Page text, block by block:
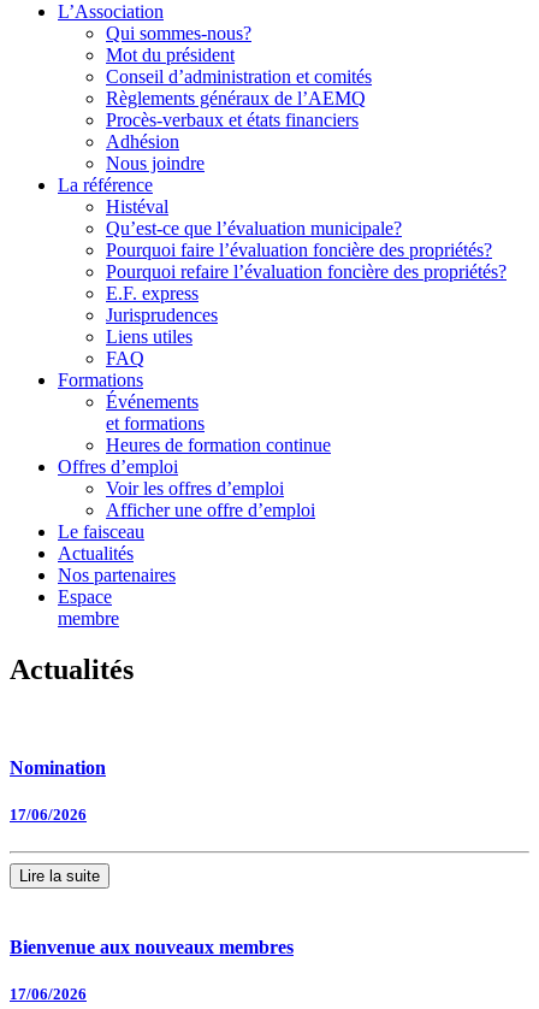
L’Association
Qui sommes-nous?
Mot du président
Conseil d’administration et comités
Règlements généraux de l’AEMQ
Procès-verbaux et états financiers
Adhésion
Nous joindre
La référence
Histéval
Qu’est-ce que l’évaluation municipale?
Pourquoi faire l’évaluation foncière des propriétés?
Pourquoi refaire l’évaluation foncière des propriétés?
E.F. express
Jurisprudences
Liens utiles
FAQ
Formations
Événements
et formations
Heures de formation continue
Offres d’emploi
Voir les offres d’emploi
Afficher une offre d’emploi
Le faisceau
Actualités
Nos partenaires
Espace
membre
Actualités
Nomination
17/06/2026
Lire la suite
Bienvenue aux nouveaux membres
17/06/2026